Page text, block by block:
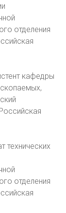
отделения
кафедры
технических
отделения